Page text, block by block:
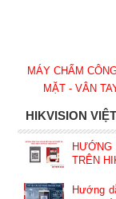
MÁY CHẤM
MẶT - VÂN
HIKVISION
TRÊN
Hướng